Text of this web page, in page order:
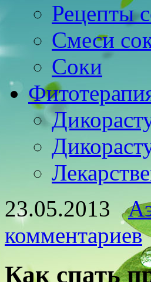
Рецепты
Смеси
Соки
23.05.2013
комментариев
Как спать